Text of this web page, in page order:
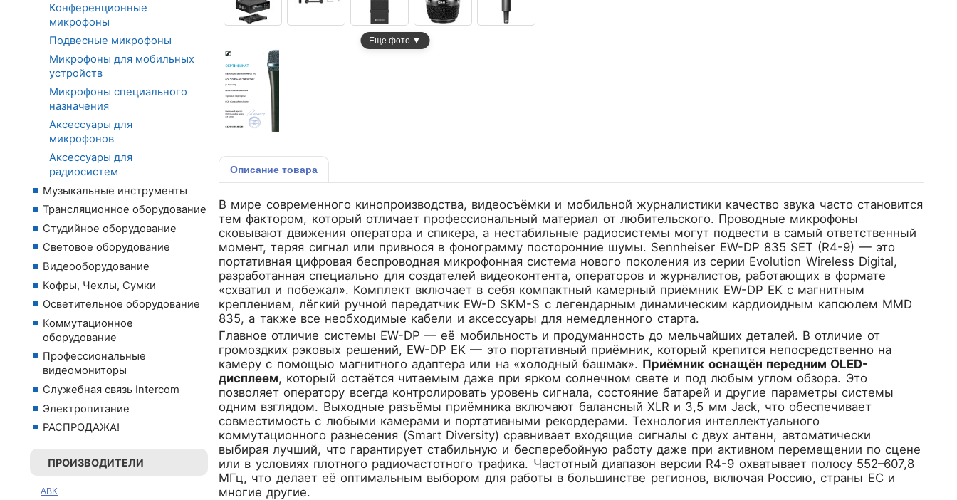
Конференционные
микрофоны
Подвесные микрофоны
Микрофоны для мобильных
устройств
Микрофоны специального
назначения
Аксессуары для
микрофонов
Аксессуары для
радиосистем
Музыкальные инструменты
Трансляционное оборудование
Студийное оборудование
Световое оборудование
Видеооборудование
Кофры, Чехлы, Сумки
Осветительное оборудование
Коммутационное
оборудование
Профессиональные
видеомониторы
Служебная связь Intercom
Электропитание
РАСПРОДАЖА!
ПРОИЗВОДИТЕЛИ
ABK
Еще фото ▼
Описание товара
В мире современного кинопроизводства, видеосъёмки и мобильной журналистики качество звука часто становится
тем фактором, который отличает профессиональный материал от любительского. Проводные микрофоны
сковывают движения оператора и спикера, а нестабильные радиосистемы могут подвести в самый ответственный
момент, теряя сигнал или привнося в фонограмму посторонние шумы. Sennheiser EW-DP 835 SET (R4-9) — это
портативная цифровая беспроводная микрофонная система нового поколения из серии Evolution Wireless Digital,
разработанная специально для создателей видеоконтента, операторов и журналистов, работающих в формате
«схватил и побежал». Комплект включает в себя компактный камерный приёмник EW-DP EK с магнитным
креплением, лёгкий ручной передатчик EW-D SKM-S с легендарным динамическим кардиоидным капсюлем MMD
835, а также все необходимые кабели и аксессуары для немедленного старта.
Главное отличие системы EW-DP — её мобильность и продуманность до мельчайших деталей. В отличие от
громоздких рэковых решений, EW-DP EK — это портативный приёмник, который крепится непосредственно на
камеру с помощью магнитного адаптера или на «холодный башмак». Приёмник оснащён передним OLED-
дисплеем, который остаётся читаемым даже при ярком солнечном свете и под любым углом обзора. Это
позволяет оператору всегда контролировать уровень сигнала, состояние батарей и другие параметры системы
одним взглядом. Выходные разъёмы приёмника включают балансный XLR и 3,5 мм Jack, что обеспечивает
совместимость с любыми камерами и портативными рекордерами. Технология интеллектуального
коммутационного разнесения (Smart Diversity) сравнивает входящие сигналы с двух антенн, автоматически
выбирая лучший, что гарантирует стабильную и бесперебойную работу даже при активном перемещении по сцене
или в условиях плотного радиочастотного трафика. Частотный диапазон версии R4-9 охватывает полосу 552–607,8
МГц, что делает её оптимальным выбором для работы в большинстве регионов, включая Россию, страны ЕС и
многие другие.